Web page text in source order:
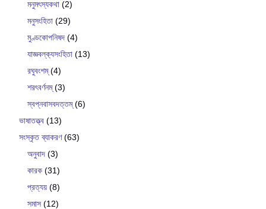
মনুমৎস্যকথা (2)
মনুসংহিতা (29)
মুণ্ডকোপনিষদ (4)
যাজ্ঞবল্ক‍্যসংহিতা (13)
রঘুবংশম্(4)
শরৎবর্ণনম্(3)
স্বপ্নবাসবদত্তম্(6)
ভাষাতত্ত্ব (13)
সংস্কৃত ব্যাকরণ(63)
অনুবাদ (3)
কারক (31)
প্রত্যয় (8)
সমাস (12)